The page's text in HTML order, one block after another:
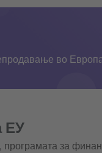
во
ЕУ
програмата за